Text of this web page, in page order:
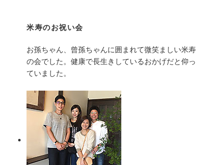
米寿のお祝い会
お孫ちゃん、曾孫ちゃんに囲まれて微笑ましい米寿
の会でした。健康で長生きしているおかげだと仰っ
ていました。